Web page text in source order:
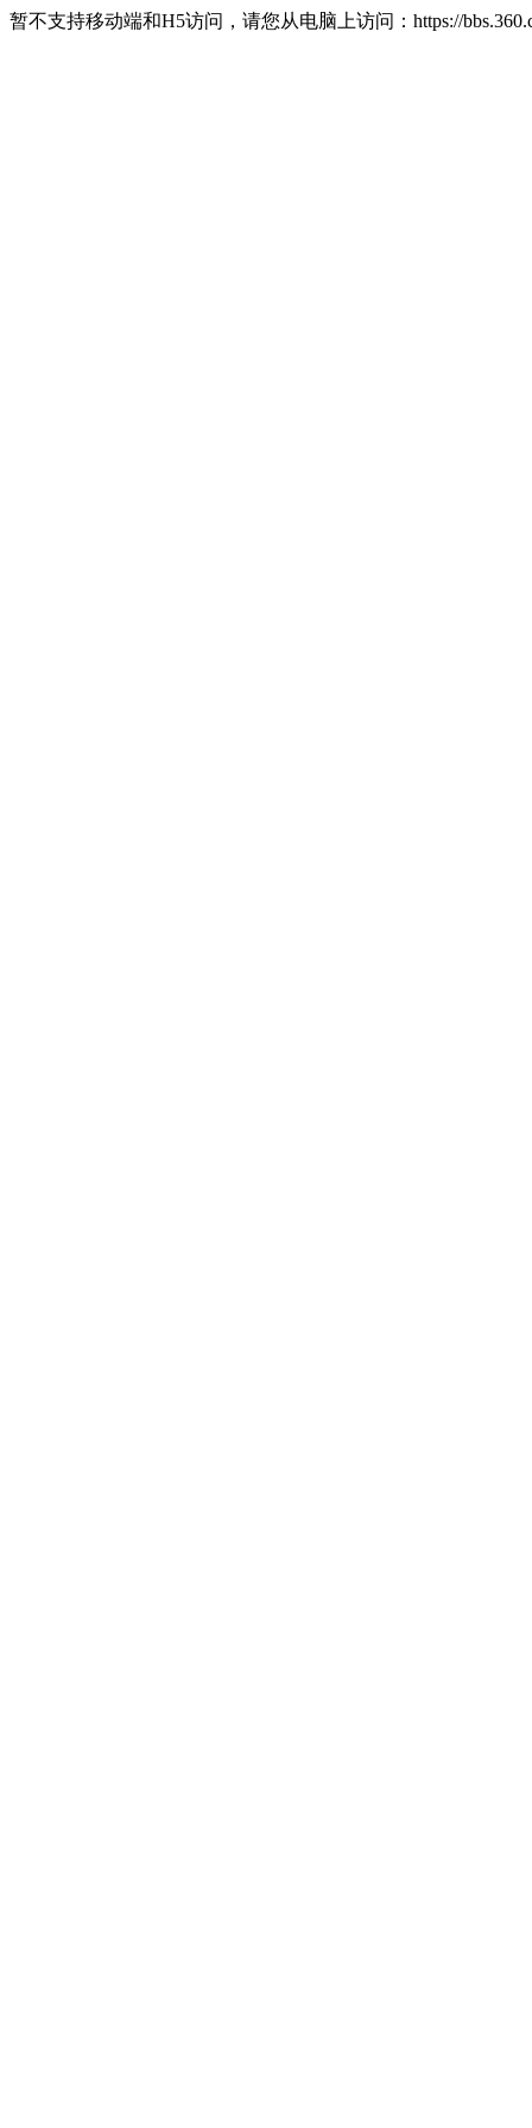
暂不支持移动端和H5访问，请您从电脑上访问：https://